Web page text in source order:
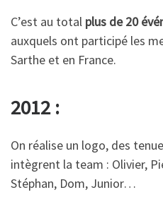
C’est au total plus de 20
auxquels ont participé les
Sarthe et en France.
2012 :
On réalise un logo, des
intègrent la team : Olivier,
Stéphan, Dom, Junior…